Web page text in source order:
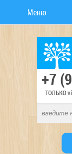
Меню
+7
ТОЛЬКО